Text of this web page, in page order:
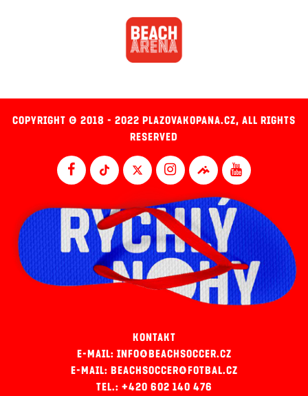
COPYRIGHT © 2018 - 2022 PLAZOVAKOPANA.CZ, ALL RIGHTS
RESERVED
KONTAKT
E-MAIL: INFO@BEACHSOCCER.CZ
E-MAIL: BEACHSOCCER@FOTBAL.CZ
TEL.: +420 602 140 476